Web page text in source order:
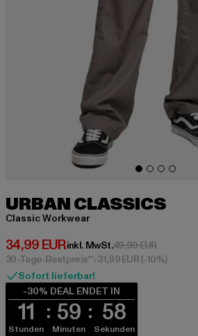
URBAN CLASSICS
Classic Workwear
34,99 EUR
Derzeitiger Preis: 34,99 EUR
inkl. MwSt.49,99 EUR
30-Tage-Bestpreis**: 31,99 EUR(-10%)
Sofort lieferbar!
-30% DEAL ENDET IN
11
Stunden
59
Minuten
57
Sekunden